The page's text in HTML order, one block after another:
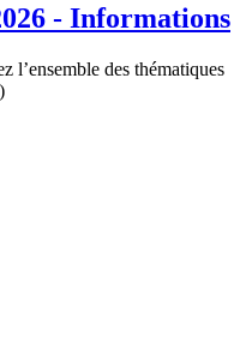
- Informations
l’ensemble des thématiques